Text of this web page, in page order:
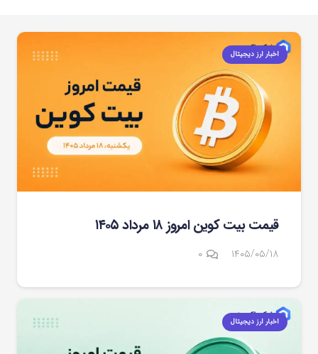
اخبار ارز دیجیتال
قیمت بیت کوین امروز ۱۸ مرداد ۱۴۰۵
۱۴۰۵/۰۵/۱۸ ۰
اخبار ارز دیجیتال